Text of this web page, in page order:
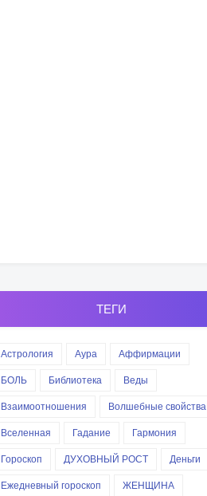
ТЕГИ
Астрология Аура
Аффирмации
БОЛЬ
Библиотека
Веды
Взаимоотношения
Волшебные свойства
Вселенная
Гадание
Гармония
Гороскоп
ДУХОВНЫЙ РОСТ
Деньги
Ежедневный гороскоп
ЖЕНЩИНА